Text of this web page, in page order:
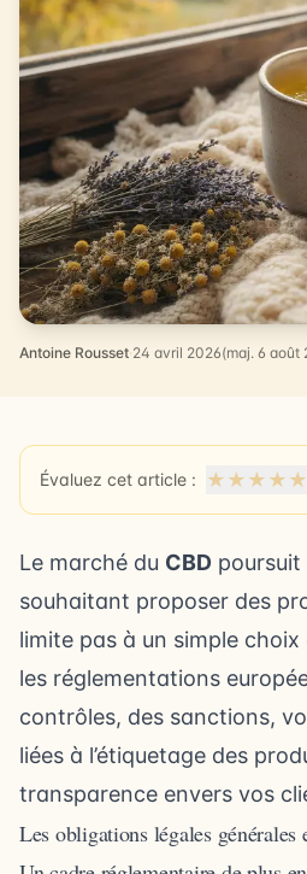
Antoine Rousset·24 avril 2026(maj. 6 août
Évaluez cet article : ★ ★ ★ ★ ★
Le marché du CBD
souhaitant proposer des
limite pas à un simple
les réglementations
contrôles, des sanctions,
liées à l’étiquetage des
transparence envers vos
Les obligations légales